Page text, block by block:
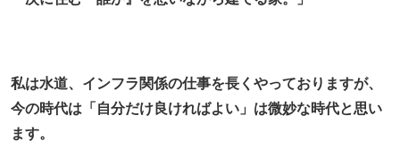
私は水道、インフラ関係の仕事を長くやっておりますが、
今の時代は「自分だけ良ければよい」は微妙な時代と思い
ます。